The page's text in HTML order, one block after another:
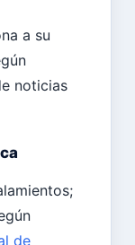
a su
noticias
de